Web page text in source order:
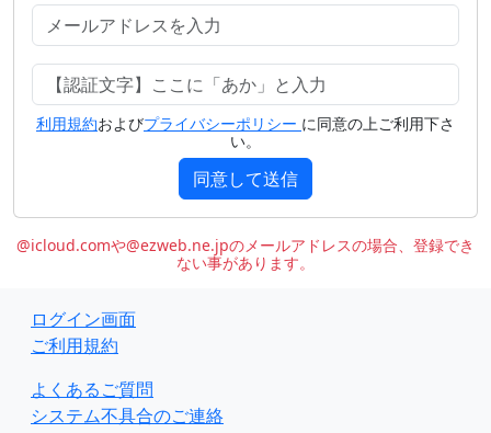
利用規約およびプライバシーポリシー に同意の上ご利用下さ
い。
同意して送信
@icloud.comや@ezweb.ne.jpのメールアドレスの場合、登録でき
ない事があります。
ログイン画面
ご利用規約
よくあるご質問
システム不具合のご連絡